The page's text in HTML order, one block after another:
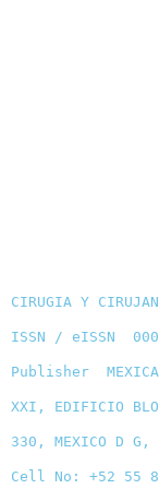
CIRUGIA Y
ISSN / eISSN
Publisher MEXICAN
XXI, EDIFICIO
330, MEXICO D G,
Cell No: +52 55